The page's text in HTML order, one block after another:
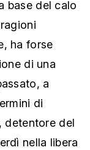
base del calo
ha forse
di una
a
di
detentore del
nella libera